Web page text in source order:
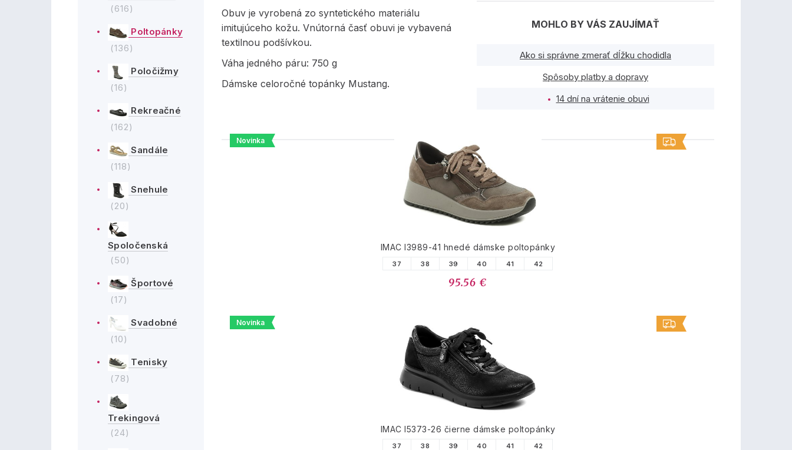
(616)
Poltopánky
(136)
Poločižmy
(16)
Rekreačné
(162)
Sandále
(118)
Snehule
(20)
Spoločenská
(50)
Športové
(17)
Svadobné
(10)
Tenisky
(78)
Trekingová
(24)
Obuv je vyrobená zo syntetického materiálu
imitujúceho kožu. Vnútorná časť obuvi je vybavená
textilnou podšívkou.
Váha jedného páru: 750 g
Dámske celoročné topánky Mustang.
MOHLO BY VÁS ZAUJÍMAŤ
Ako si správne zmerať dĺžku chodidla
Spôsoby platby a dopravy
14 dní na vrátenie obuvi
PODOBNÉ PRODUKTY
Novinka
IMAC I3989-41 hnedé dámske poltopánky
37 38 39 40 41 42
95.56 €
Novinka
IMAC I5373-26 čierne dámske poltopánky
37 38 39 40 41 42